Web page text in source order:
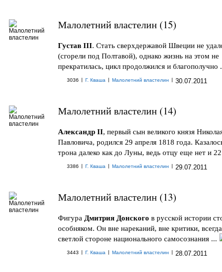
Малолетний властелин (15)
Густав III. Стать сверхдержавой Швеции не
(сгорели под Полтавой), однако жизнь на этом не
прекратилась, цикл продолжился и благополучно
3036 | Г. Кваша | Малолетний властелин | 30.07.2011
Малолетний властелин (14)
Александр II, первый сын великого князя
Павловича, родился 29 апреля 1818 года.
трона далеко как до Луны, ведь отцу еще нет и
3386 | Г. Кваша | Малолетний властелин | 29.07.2011
Малолетний властелин (13)
Фигура Дмитрия Донского в русской истории
особняком. Он вне нареканий, вне критики,
светлой стороне национального самосознания ...
3443 | Г. Кваша | Малолетний властелин | 28.07.2011